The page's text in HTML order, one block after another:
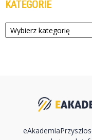
KATEGORIE
Kategorie